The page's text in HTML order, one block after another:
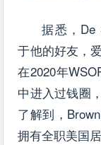
据悉，De
于他的好友，
在2020年
中进入过钱圈
了解到，
拥有全职美国